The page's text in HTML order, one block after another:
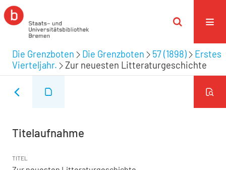
Die Grenzboten Die Grenzboten 57 (1898)
Erstes
Vierteljahr.
Zur neuesten Litteraturgeschichte
Titelaufnahme
TITEL